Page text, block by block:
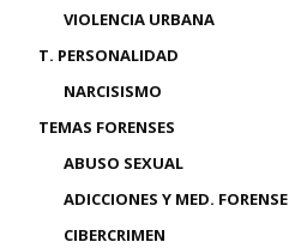
VIOLENCIA URBANA
T. PERSONALIDAD
NARCISISMO
TEMAS FORENSES
ABUSO SEXUAL
ADICCIONES Y MED. FORENSE
CIBERCRIMEN